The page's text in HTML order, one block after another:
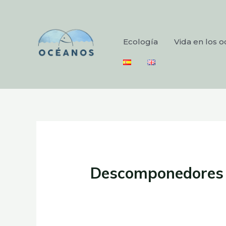
Ecología Vida en los
Descomponedores